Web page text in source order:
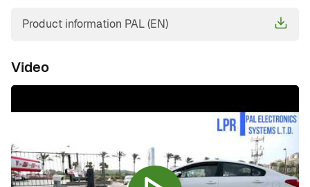
Product information PAL (EN)
Video